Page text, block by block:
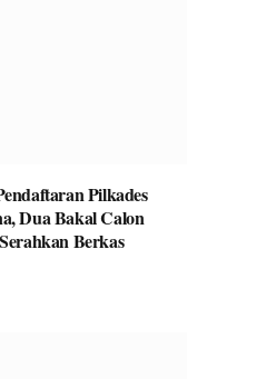
Pilkades
Dua Bakal Calon
Berkas